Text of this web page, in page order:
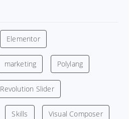
Elementor
marketing Polylang
Revolution Slider
Skills Visual Composer